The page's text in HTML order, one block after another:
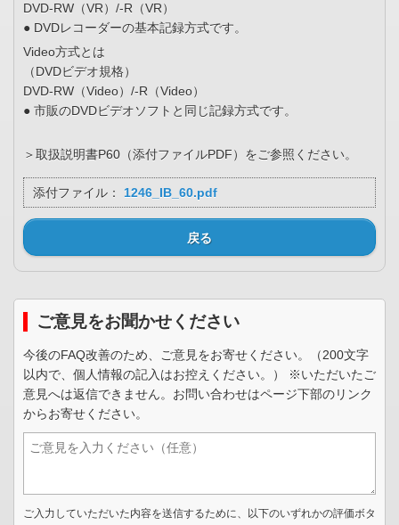
DVD-RW（VR）/-R（VR）
● DVDレコーダーの基本記録方式です。
Video方式とは
（DVDビデオ規格）
DVD-RW（Video）/-R（Video）
● 市販のDVDビデオソフトと同じ記録方式です。
＞取扱説明書P60（添付ファイルPDF）をご参照ください。
添付ファイル： 1246_IB_60.pdf
戻る
ご意見をお聞かせください
今後のFAQ改善のため、ご意見をお寄せください。（200文字
以内で、個人情報の記入はお控えください。） ※いただいたご
意見へは返信できません。お問い合わせはページ下部のリンク
からお寄せください。
ご入力していただいた内容を送信するために、以下のいずれかの評価ボタ